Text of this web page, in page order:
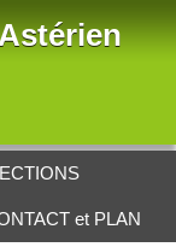
et PLAN